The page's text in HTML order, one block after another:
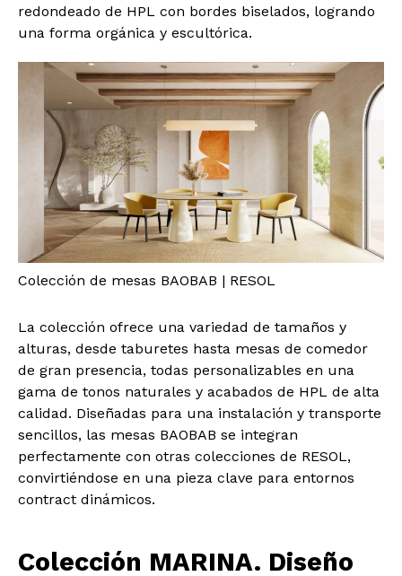
redondeado de HPL con bordes biselados, logrando
una forma orgánica y escultórica.
Colección de mesas BAOBAB | RESOL
La colección ofrece una variedad de tamaños y
alturas, desde taburetes hasta mesas de comedor
de gran presencia, todas personalizables en una
gama de tonos naturales y acabados de HPL de alta
calidad. Diseñadas para una instalación y transporte
sencillos, las mesas BAOBAB se integran
perfectamente con otras colecciones de RESOL,
convirtiéndose en una pieza clave para entornos
contract dinámicos.
Colección MARINA. Diseño